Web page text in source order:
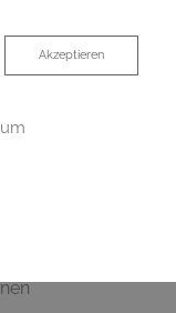
Akzeptieren